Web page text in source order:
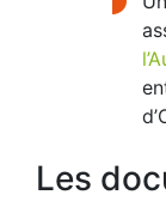
Les